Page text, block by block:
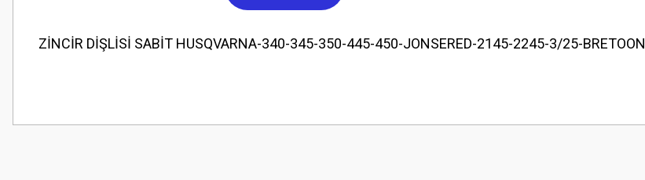
ZİNCİR DİŞLİSİ SABİT HUSQVARNA-340-345-350-445-450-JONSERED-2145-2245-3/25-BRETOON